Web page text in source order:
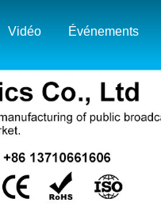
Vidéo Événements